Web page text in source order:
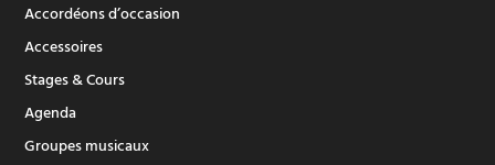
Accordéons d’occasion
Accessoires
Stages & Cours
Agenda
Groupes musicaux